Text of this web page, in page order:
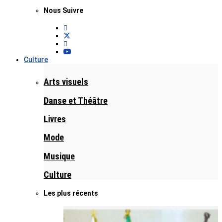
Nous Suivre
Culture
Arts visuels
Danse et Théâtre
Livres
Mode
Musique
Culture
Les plus récents